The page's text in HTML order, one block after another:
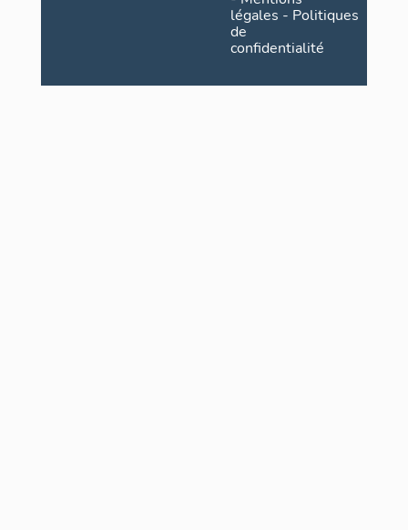
légales - Politiques
de
confidentialité